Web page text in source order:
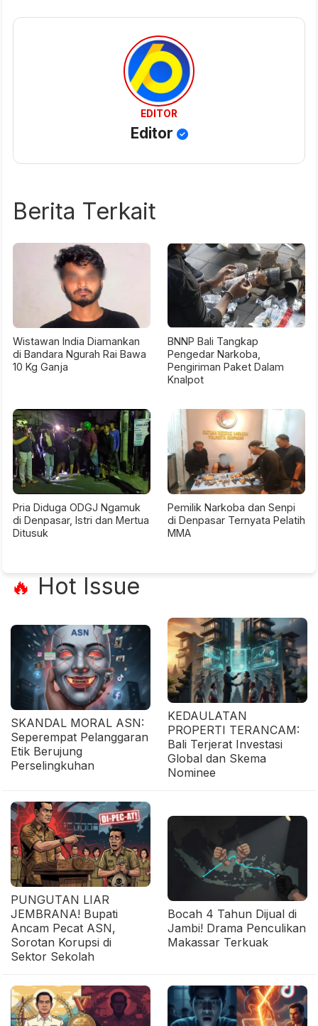
EDITOR
Editor
Berita Terkait
Wistawan India Diamankan
di Bandara Ngurah Rai Bawa
10 Kg Ganja
BNNP Bali Tangkap
Pengedar Narkoba,
Pengiriman Paket Dalam
Knalpot
Pria Diduga ODGJ Ngamuk
di Denpasar, Istri dan Mertua
Ditusuk
Pemilik Narkoba dan Senpi
di Denpasar Ternyata Pelatih
MMA
🔥 Hot Issue
SKANDAL MORAL ASN:
Seperempat Pelanggaran
Etik Berujung
Perselingkuhan
KEDAULATAN
PROPERTI TERANCAM:
Bali Terjerat Investasi
Global dan Skema
Nominee
PUNGUTAN LIAR
JEMBRANA! Bupati
Ancam Pecat ASN,
Sorotan Korupsi di
Sektor Sekolah
Bocah 4 Tahun Dijual di
Jambi! Drama Penculikan
Makassar Terkuak